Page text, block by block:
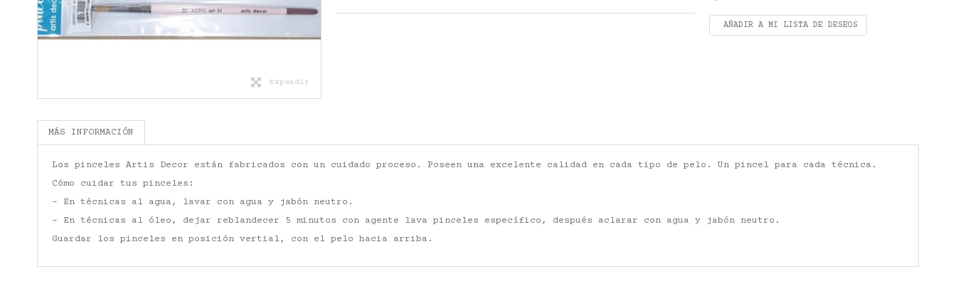
Expandir
AÑADIR A MI LISTA DE DESEOS
MÁS INFORMACIÓN
Los pinceles Artis Decor están fabricados con un cuidado proceso. Poseen una excelente calidad en cada tipo de pelo. Un pincel para cada técnica.
Cómo cuidar tus pinceles:
- En técnicas al agua, lavar con agua y jabón neutro.
- En técnicas al óleo, dejar reblandecer 5 minutos con agente lava pinceles específico, después aclarar con agua y jabón neutro.
Guardar los pinceles en posición vertial, con el pelo hacia arriba.